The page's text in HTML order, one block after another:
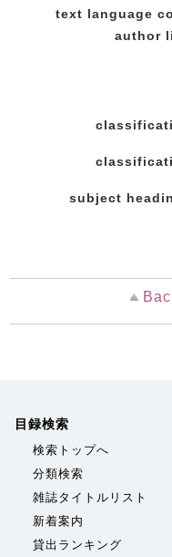
text language
author
subject
目録検索
検索トップへ
分類検索
雑誌タイトルリスト
新着案内
貸出ランキング